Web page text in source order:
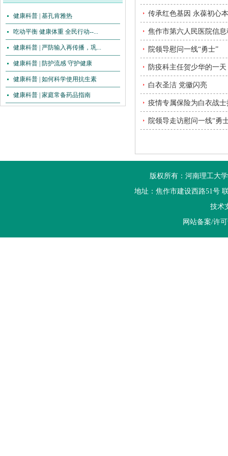
健康科普 | 基孔肯雅热
吃动平衡 健康体重 全民行动--...
健康科普 | 严防输入再传播，巩...
健康科普 | 防护流感 守护健康
健康科普 | 如何科学使用抗生素
健康科普 | 家庭常备药品指南
传承红色基因 永葆初心
焦作市第六人民医院信
院领导慰问一线“勇士”
防疫科主任贺少华的一天
白衣圣洁 党徽闪亮
疫情专属保险为白衣战士
院领导走访慰问一线“勇
版权所有：河南理工大
地址：焦作市建设西路51号
技术
网站备案/许